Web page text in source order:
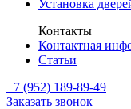
Установка
Контакты
Контактная
Статьи
+7 (952) 189-89-49
Заказать звонок